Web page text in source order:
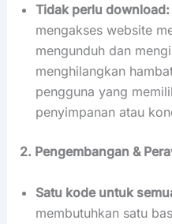
Tidak perlu download:
mengakses website
mengunduh dan
menghilangkan
pengguna yang
penyimpanan atau
2. Pengembangan &
Satu kode untuk
membutuhkan satu